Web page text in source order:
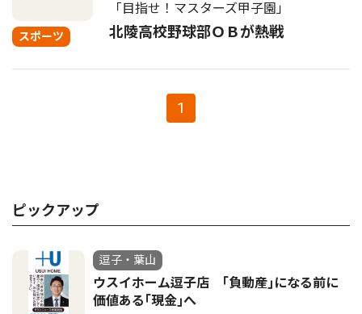
スポーツ
「目指せ！マスターズ甲子園」
北陵高校野球部ＯＢが熱戦
1
ピックアップ
逗子・葉山
ウスイホーム逗子店 ｢負動産｣になる前に
価値ある｢現金｣へ